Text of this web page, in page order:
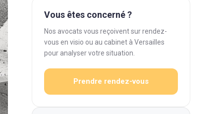
Vous êtes concerné ?
Nos avocats vous reçoivent sur rendez-
vous en visio ou au cabinet à Versailles
pour analyser votre situation.
Prendre rendez-vous